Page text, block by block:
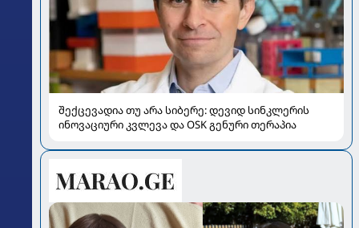
შექცევადია თუ არა სიბერე: დევიდ სინკლერის
ინოვაციური კვლევა და OSK გენური თერაპია